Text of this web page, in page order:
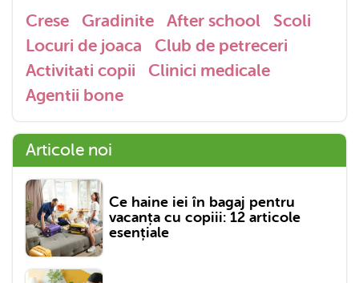
Crese Gradinite After school
Scoli
Locuri de joaca
Club de petreceri
Activitati copii
Clinici medicale
Agentii bone
Articole noi
Ce haine iei în bagaj pentru
vacanța cu copiii: 12 articole
esențiale